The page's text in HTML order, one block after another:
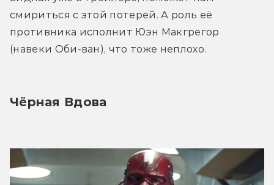
смириться с этой потерей. А роль её
противника исполнит Юэн Макгрегор
(навеки Оби-ван), что тоже неплохо.
Чёрная Вдова